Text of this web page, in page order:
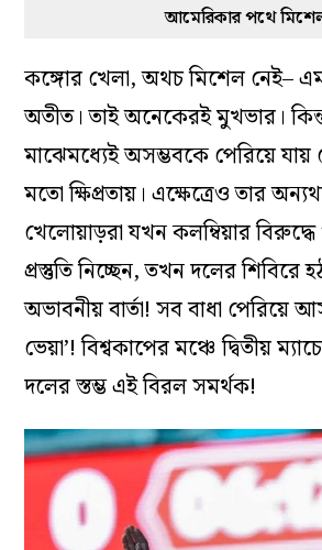
আমেরিকার পথে
কঙ্গোর খেলা, অথচ মিশেল নেই–
অতীত। তাই অনেকেরই মুখভার।
মাঝেমধ্যেই অসম্ভবকে পেরিয়ে
মতো ক্ষিপ্রতায়। এক্ষেত্রেও তার
খেলোয়াড়রা যখন কলম্বিয়ার বিরুদ্ধে
প্রস্তুতি নিচ্ছেন, তখন দলের
অভাবনীয় বার্তা! সব বাধা পেরিয়ে
ভেয়া’! বিশ্বকাপের মঞ্চে দ্বিতীয়
দলের স্তম্ভ এই বিরল সমর্থক!